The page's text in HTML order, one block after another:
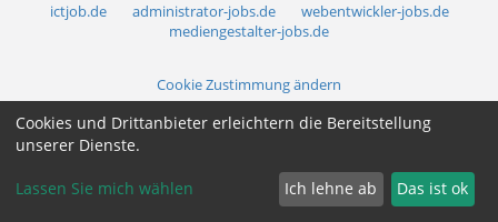
ictjob.de administrator-jobs.de
webentwickler-jobs.de
mediengestalter-jobs.de
Cookie Zustimmung ändern
Cookies und Drittanbieter erleichtern die Bereitstellung
unserer Dienste.
Lassen Sie mich wählen Ich lehne ab Das ist ok